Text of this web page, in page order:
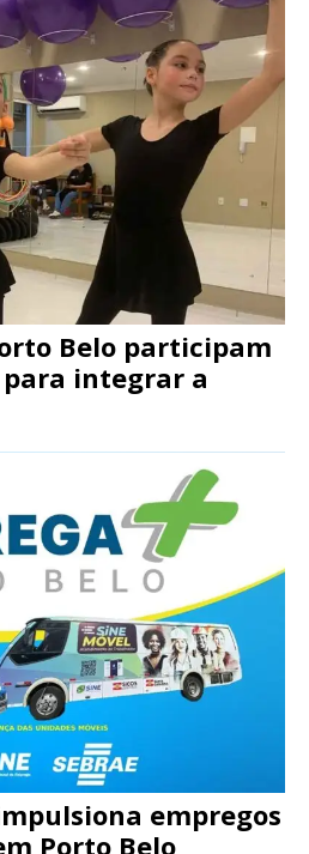
Belo participam
integrar a
empregos
Porto Belo